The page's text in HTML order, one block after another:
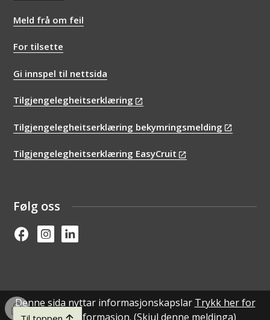
Meld frå om feil
For tilsette
Gi innspel til nettsida
Tilgjengelegheitserklæring
Tilgjengelegheitserklæring bekymringsmelding
Tilgjengelegheitserklæring EasyCruit
Følg oss
FacebookInstagramLinked in
Denne sida nyttar informasjonskapslar Trykk her for
detaljert informasjon. (Skjul denne meldinga)